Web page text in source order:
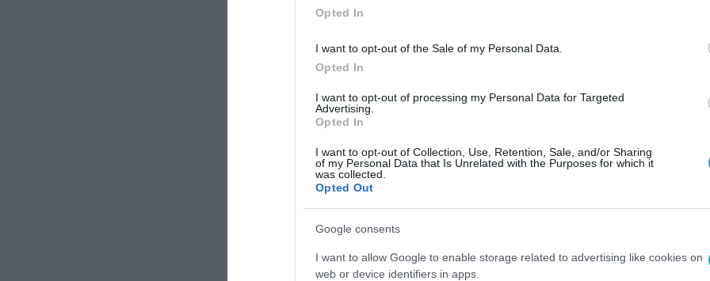
Opted In
I want to opt-out of the Sale of my Personal Data.
Opted In
I want to opt-out of processing my Personal Data for Targeted
Advertising.
Opted In
I want to opt-out of Collection, Use, Retention, Sale, and/or Sharing
of my Personal Data that Is Unrelated with the Purposes for which it
was collected.
Opted Out
Google consents
I want to allow Google to enable storage related to advertising like cookies on
web or device identifiers in apps.